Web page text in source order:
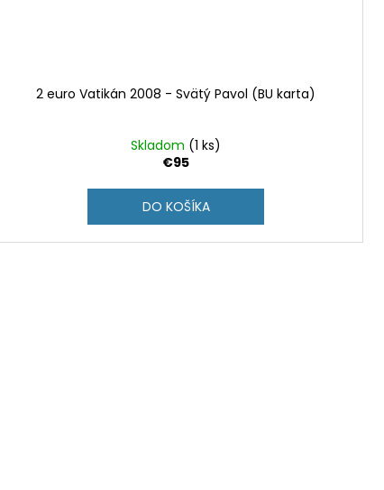
2 euro Vatikán 2008 - Svätý Pavol (BU karta)
Skladom (1 ks)
€95
DO KOŠÍKA